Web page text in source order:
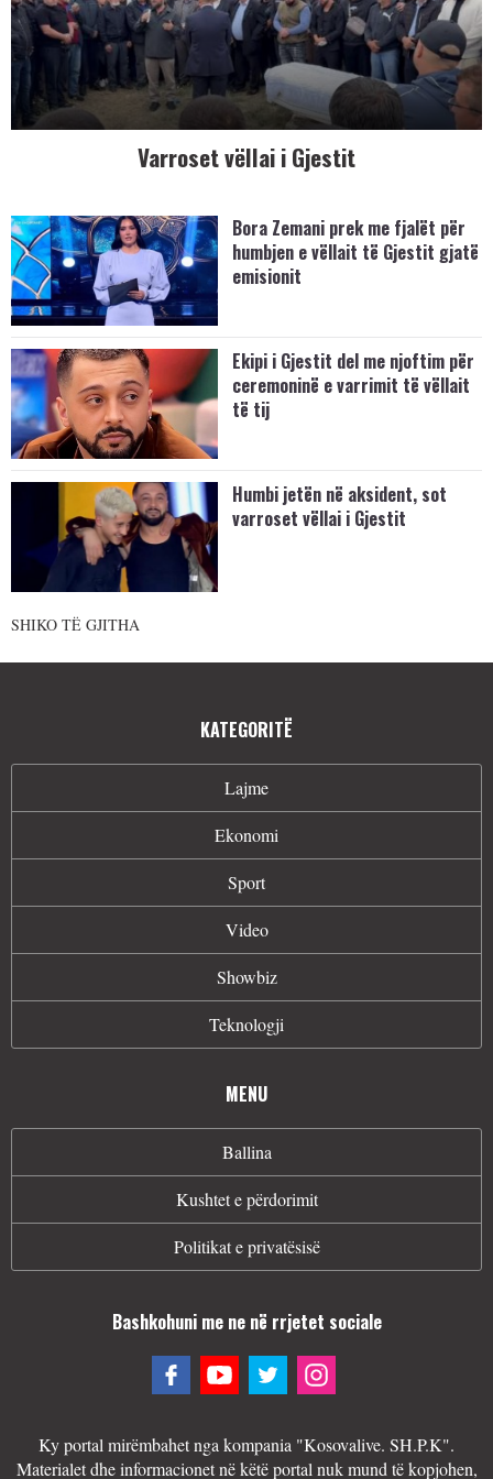
Varroset vëllai i Gjestit
Bora Zemani prek me fjalët për
humbjen e vëllait të Gjestit gjatë
emisionit
Ekipi i Gjestit del me njoftim për
ceremoninë e varrimit të vëllait
të tij
Humbi jetën në aksident, sot
varroset vëllai i Gjestit
SHIKO TË GJITHA
KATEGORITË
Lajme
Ekonomi
Sport
Video
Showbiz
Teknologji
MENU
Ballina
Kushtet e përdorimit
Politikat e privatësisë
Bashkohuni me ne në rrjetet sociale
Ky portal mirëmbahet nga kompania "Kosovalive. SH.P.K".
Materialet dhe informacionet në këtë portal nuk mund të kopjohen,